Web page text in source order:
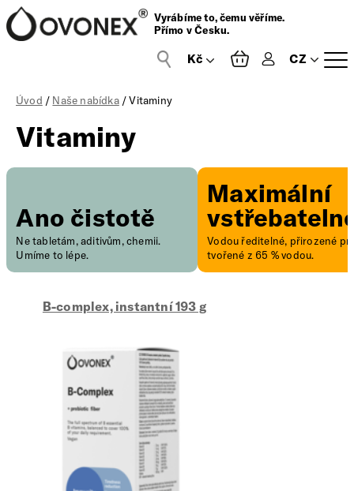
Vyrábíme to, čemu věříme.
Přímo v Česku.
CZ
Vitaminy
Úvod / Naše nabídka/ Vitaminy
Ano čistotě
Ne tabletám, aditivům, chemii.
Umíme to lépe.
Maximální
Vodou ředitelné, přirozené
tvořené z 65 % vodou.
B-complex, instantní 193 g